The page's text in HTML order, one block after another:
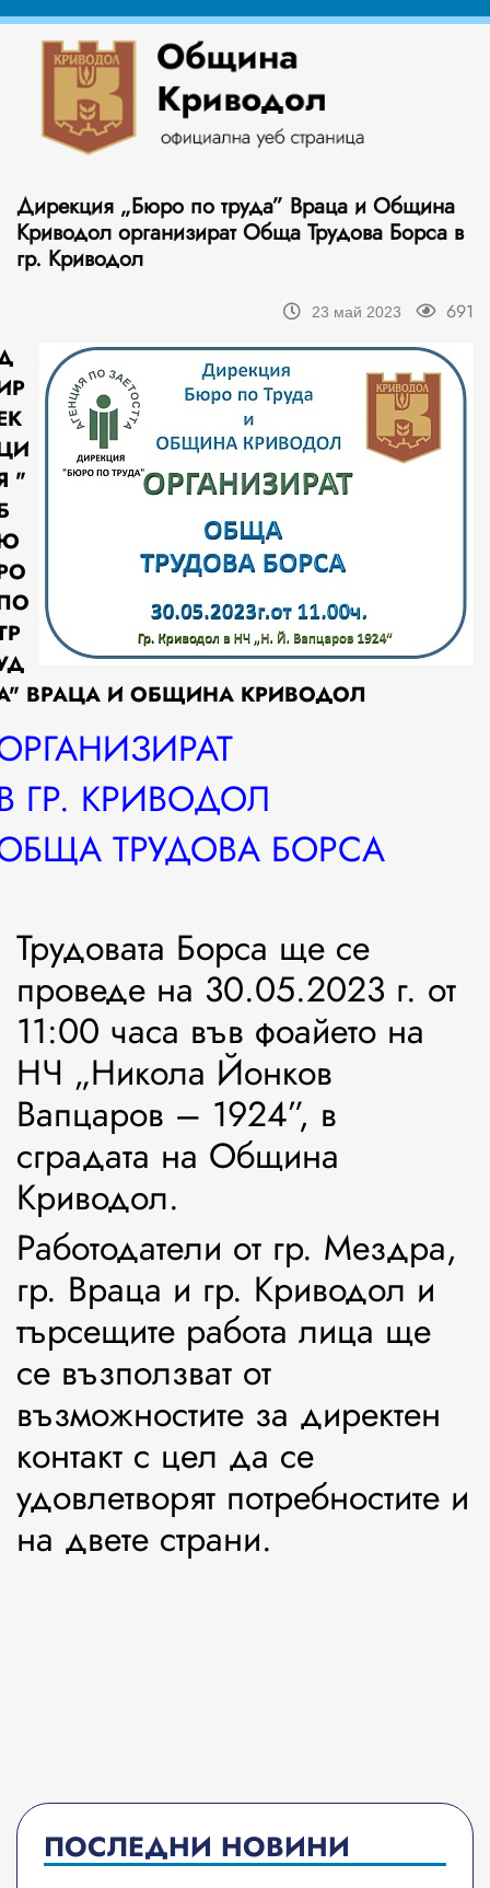
Дирекция „Бюро по труда” Враца и Община
Криводол организират Обща Трудова Борса в
гр. Криводол
23 май 2023 691
"
ВРАЦА И ОБЩИНА КРИВОДОЛ
ГР. КРИВОДОЛ
ТРУДОВА БОРСА
Трудовата Борса ще се
проведе на 30.05.2023 г. от
11:00 часа във фоайето на
НЧ „Никола Йонков
Вапцаров – 1924”, в
сградата на Община
Криводол.
Работодатели от гр. Мездра,
гр. Враца и гр. Криводол и
търсещите работа лица ще
се възползват от
възможностите за директен
контакт с цел да се
удовлетворят потребностите и
на двете страни.
ПОСЛЕДНИ НОВИНИ